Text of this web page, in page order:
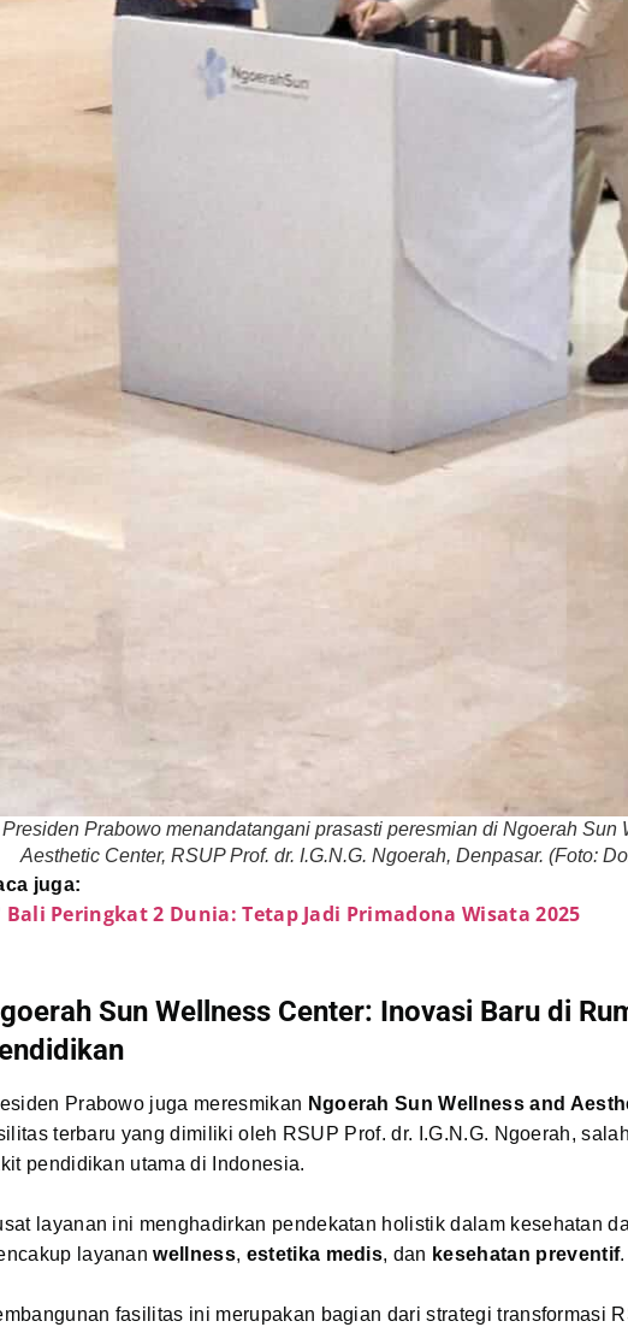
Presiden Prabowo menandatangani prasasti peresmian di Ngoerah Sun
Aesthetic Center, RSUP Prof. dr. I.G.N.G. Ngoerah, Denpasar. (Foto:
juga:
Bali Peringkat 2 Dunia: Tetap Jadi Primadona Wisata 2025
Sun Wellness Center: Inovasi Baru di
Prabowo juga meresmikan Ngoerah Sun Wellness and
terbaru yang dimiliki oleh RSUP Prof. dr. I.G.N.G. Ngoerah,
pendidikan utama di Indonesia.
layanan ini menghadirkan pendekatan holistik dalam kesehatan
layananwellness, estetika medis, dan kesehatan preventif.
fasilitas ini merupakan bagian dari strategi transformasi